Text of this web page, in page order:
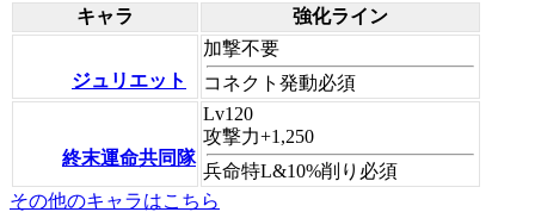
キャラ 強化ライン
ジュリエット
加撃不要
コネクト発動必須
終末運命共同隊
Lv120
攻撃力+1,250
兵命特L&10%削り必須
その他のキャラはこちら